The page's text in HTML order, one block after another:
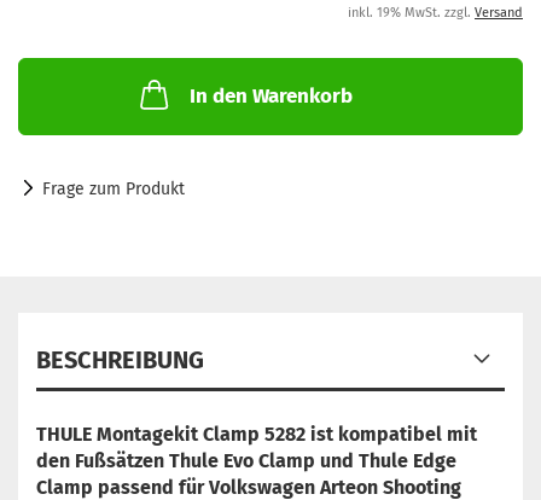
inkl. 19% MwSt. zzgl. Versand
In den Warenkorb
Frage zum Produkt
BESCHREIBUNG
THULE Montagekit Clamp 5282 ist kompatibel mit
den Fußsätzen Thule Evo Clamp und Thule Edge
Clamp passend für Volkswagen Arteon Shooting